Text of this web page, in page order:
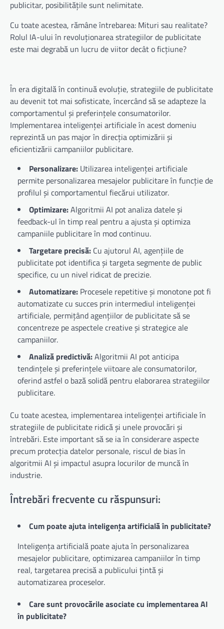
publicitar, posibilitățile sunt nelimitate.
Cu toate acestea, rămâne întrebarea: Mituri sau realitate?
Rolul IA-ului în revoluționarea strategiilor de publicitate
este mai degrabă un lucru de viitor decât o ficțiune?
În era digitală în continuă evoluție, strategiile de publicitate
au devenit tot mai sofisticate, încercând să se adapteze la
comportamentul și preferințele consumatorilor.
Implementarea inteligenței artificiale în acest domeniu
reprezintă un pas major în direcția optimizării și
eficientizării campaniilor publicitare.
Personalizare: Utilizarea inteligenței artificiale
permite personalizarea mesajelor publicitare în funcție de
profilul și comportamentul fiecărui utilizator.
Optimizare:Algoritmii AI pot analiza datele și
feedback-ul în timp real pentru a ajusta și optimiza
campaniile publicitare în mod continuu.
Targetare precisă: Cu ajutorul AI, agențiile de
publicitate pot identifica și targeta segmente de public
specifice, cu un nivel ridicat de precizie.
Automatizare: Procesele repetitive și monotone pot fi
automatizate cu succes prin intermediul inteligenței
artificiale, permițând agențiilor de publicitate să se
concentreze pe aspectele creative și strategice ale
campaniilor.
Analiză predictivă:Algoritmii AI pot anticipa
tendințele și preferințele viitoare ale consumatorilor,
oferind astfel o bază solidă pentru elaborarea strategiilor
publicitare.
Cu toate acestea, implementarea inteligenței artificiale în
strategiile de publicitate ridică și unele provocări și
întrebări. Este important să se ia în considerare aspecte
precum protecția datelor personale, riscul de bias în
algoritmii AI și impactul asupra locurilor de muncă în
industrie.
Întrebări frecvente cu răspunsuri:
Cum poate ajuta inteligența artificială în publicitate?
Inteligența artificială poate ajuta în personalizarea
mesajelor publicitare, optimizarea campaniilor în timp
real, targetarea precisă a publicului țintă și
automatizarea proceselor.
Care sunt provocările asociate cu implementarea AI
în publicitate?